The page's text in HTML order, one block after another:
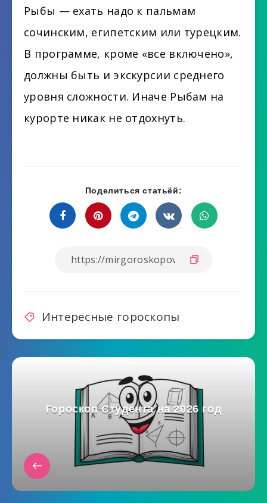
Рыбы — ехать надо к пальмам
сочинским, египетским или турецким.
В программе, кроме «все включено»,
должны быть и экскурсии среднего
уровня сложности. Иначе Рыбам на
курорте никак не отдохнуть.
Поделиться статьёй:
Интересные гороскопы
Гороскоп Студента на 2026 год